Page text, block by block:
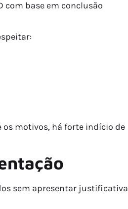
base em conclusão
os motivos, há forte indício de
sem apresentar justificativa